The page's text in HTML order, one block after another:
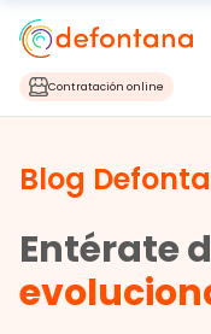
Contratación online
Blog
Entérate